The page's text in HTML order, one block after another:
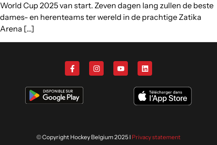
World Cup 2025 van start. Zeven dagen lang zullen de beste
dames- en herenteams ter wereld in de prachtige Zatika
Arena […]
© Copyright Hockey Belgium 2025 I Privacy statement